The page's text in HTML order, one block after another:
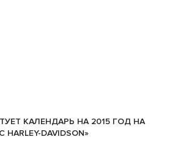
КАЛЕНДАРЬ НА 2015 ГОД НА
DAVIDSON»